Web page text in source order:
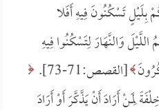
بِلَيْلٍ تَسْكُنُونَ فِيهِ أَفَلا
وَالنَّهَارَ لِتَسْكُنُوا فِيهِ
[القصص:71-73].
لِمَنْ أَرَادَ أَنْ يَذَّكَّرَ أَوْ أَرَادَ